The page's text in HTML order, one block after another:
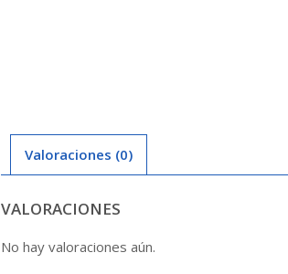
Valoraciones (0)
VALORACIONES
No hay valoraciones aún.